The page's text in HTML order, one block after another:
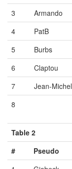
3
Armando
4
PatB
5
Burbs
6
Claptou
7
Jean-Michel
8
Table 2
#
Pseudo